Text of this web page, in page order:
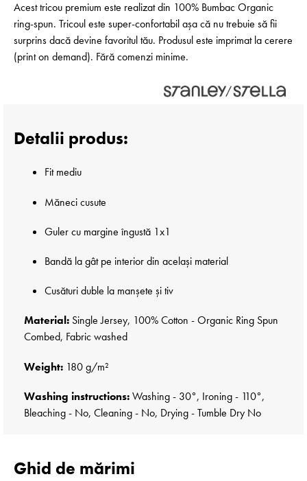
Acest tricou premium este realizat din 100% Bumbac Organic
ring-spun. Tricoul este super-confortabil așa că nu trebuie să fii
surprins dacă devine favoritul tău. Produsul este imprimat la cerere
(print on demand). Fără comenzi minime.
Detalii produs:
Fit mediu
Măneci cusute
Guler cu margine îngustă 1x1
Bandă la gât pe interior din același material
Cusături duble la manșete și tiv
Material: Single Jersey, 100% Cotton - Organic Ring Spun
Combed, Fabric washed
Weight: 180 g/m²
Washing instructions:Washing - 30°, Ironing - 110°,
Bleaching - No, Cleaning - No, Drying - Tumble Dry No
Ghid de mărimi